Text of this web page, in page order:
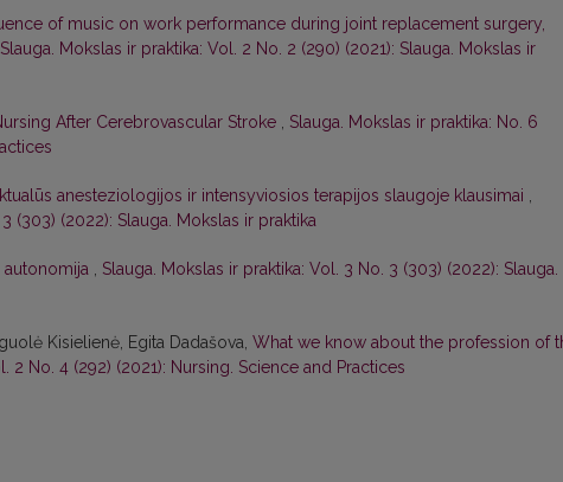
of music on work performance during joint replacement surgery,
Slauga. Mokslas ir praktika: Vol. 2 No. 2 (290) (2021): Slauga. Mokslas ir
After Cerebrovascular Stroke , Slauga. Mokslas ir praktika: No. 6
anesteziologijos ir intensyviosios terapijos slaugoje klausimai ,
(303) (2022): Slauga. Mokslas ir praktika
autonomija , Slauga. Mokslas ir praktika: Vol. 3 No. 3 (303) (2022): Slauga.
Kisielienė, Egita Dadašova, What we know about the profession of
2 No. 4 (292) (2021): Nursing. Science and Practices